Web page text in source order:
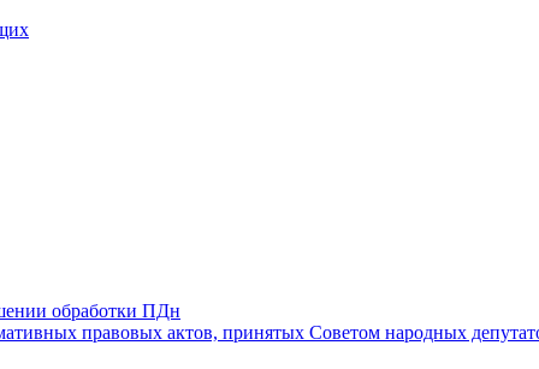
обработки ПДн
правовых актов, принятых Советом народных